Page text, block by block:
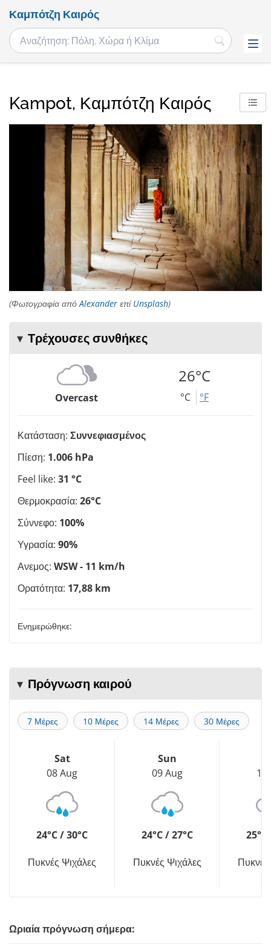
Καμπότζη Καιρός
Kampot, Καμπότζη Καιρός
(Φωτογραφία απόAlexander επί Unsplash)
Τρέχουσες συνθήκες
Overcast
26°C
°C °F
Κατάσταση: Συννεφιασμένος
Πίεση: 1.006 hPa
Feel like: 31 °C
Θερμοκρασία: 26°C
Σύννεφο: 100%
Υγρασία: 90%
Ανεμος: WSW - 11 km/h
Ορατότητα: 17,88 km
Ενημερώθηκε:
Πρόγνωση καιρού
7 Μέρες 10 Μέρες 14 Μέρες 30 Μέρες
Sat
08 Aug
24°C / 30°C
Πυκνές Ψιχάλες
Sun
09 Aug
24°C / 27°C
Πυκνές Ψιχάλες
10
25°C
Ωριαία πρόγνωση σήμερα: